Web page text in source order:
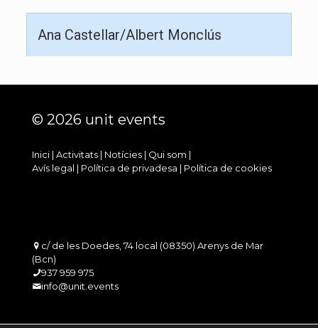
Ana Castellar/Albert Monclús
© 2026 unit events
Inici | Activitats | Notícies | Qui som |
Avís legal | Política de privadesa | Política de cookies
c/ de les Doedes, 74 local (08350) Arenys de Mar
(Bcn)
937 959 975
info@unit.events